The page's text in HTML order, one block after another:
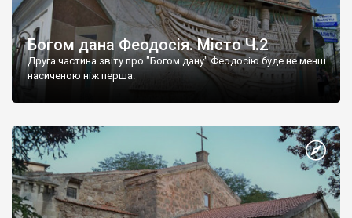
Богом дана Феодосія. Місто Ч.2
Друга частина звіту про "Богом дану" Феодосію буде не менш
насиченою ніж перша.